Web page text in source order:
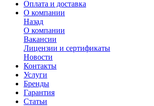
Оплата и доставка
О компании
Назад
О компании
Вакансии
Лицензии и сертификаты
Новости
Контакты
Услуги
Бренды
Гарантия
Статьи